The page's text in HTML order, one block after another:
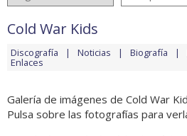
Cold War Kids
Discografía Noticias Biografía
Enlaces
Galería de imágenes de Cold War
Pulsa sobre las fotografías para